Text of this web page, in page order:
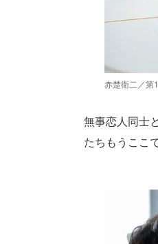
赤楚衛二／第
無事恋人同士
たちもうここ